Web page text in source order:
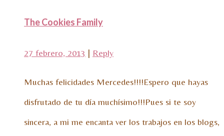
The Cookies Family
27 febrero, 2013 | Reply
Muchas felicidades Mercedes!!!!Espero que hayas
disfrutado de tu día muchísimo!!!Pues si te soy
sincera, a mi me encanta ver los trabajos en los blogs,